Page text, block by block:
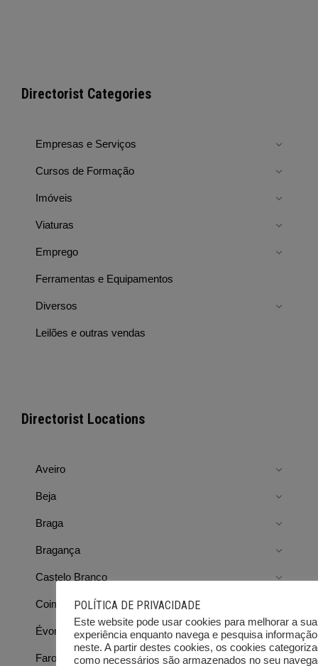
Directorist Categories
Empresas e Serviços
Cursos de Formação
Imóveis
Viaturas
Emprego
Ferramentas e Equipamentos
Diversos
Leilões e outras vendas
Directorist Locations
Aveiro
Beja
Braga
Bragança
Castelo Branco
Coimbra
Évora
Faro
POLÍTICA DE PRIVACIDADE
Este website pode usar cookies para melhorar a sua
experiência enquanto navega e pesquisa informação
neste. A partir destes cookies, os cookies
como necessários são armazenados no seu